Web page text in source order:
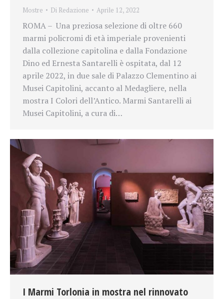
Mostre Di Redazione Aprile 12, 2022
ROMA – Una preziosa selezione di oltre 660
marmi policromi di età imperiale provenienti
dalla collezione capitolina e dalla Fondazione
Dino ed Ernesta Santarelli è ospitata, dal 12
aprile 2022, in due sale di Palazzo Clementino ai
Musei Capitolini, accanto al Medagliere, nella
mostra I Colori dell’Antico. Marmi Santarelli ai
Musei Capitolini, a cura di…
I Marmi Torlonia in mostra nel rinnovato